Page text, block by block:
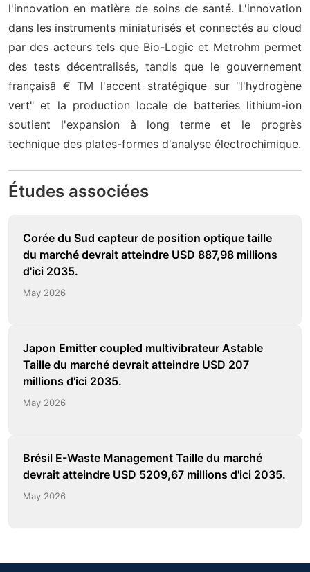
l'innovation en matière de soins de santé. L'innovation
dans les instruments miniaturisés et connectés au cloud
par des acteurs tels que Bio-Logic et Metrohm permet
des tests décentralisés, tandis que le gouvernement
françaisâ € TM l'accent stratégique sur "l'hydrogène
vert" et la production locale de batteries lithium-ion
soutient l'expansion à long terme et le progrès
technique des plates-formes d'analyse électrochimique.
Études associées
Corée du Sud capteur de position optique taille
du marché devrait atteindre USD 887,98 millions
d'ici 2035.
May 2026
Japon Emitter coupled multivibrateur Astable
Taille du marché devrait atteindre USD 207
millions d'ici 2035.
May 2026
Brésil E-Waste Management Taille du marché
devrait atteindre USD 5209,67 millions d'ici 2035.
May 2026